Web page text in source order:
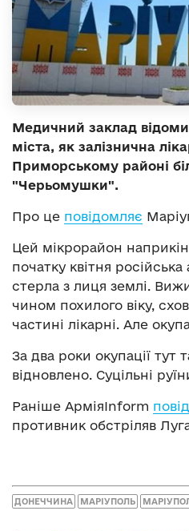
Медичний заклад
міста, як залізнична
Приморському районі
"Черьомушки".
Про це повідомляє
Цей мікрорайон
початку квітня
стерла з лиця землі.
чином похилого віку,
частині лікарні. Але
За два роки окупації тут
відновлено. Суцільні
Раніше АрміяInform
противник обстріляв
ДОНЕЧЧИНА МАРІУПОЛЬ